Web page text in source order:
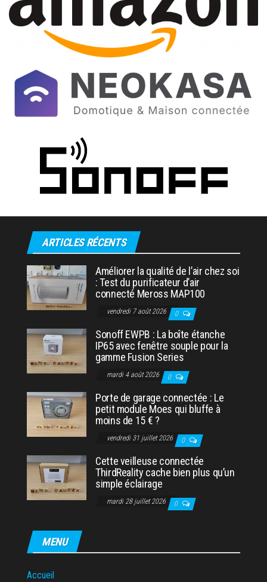
ARTICLES RÉCENTS
Améliorer la qualité de l’air chez soi
: Test du purificateur d’air
connecté Meross MAP100
vendredi 7 août 2026 0
Sonoff EWPB : La boîte étanche
IP65 avec fenêtre souple pour la
gamme Fusion Series
mardi 4 août 2026 0
Porte de garage connectée : Le
petit module Moes qui bluffe à
moins de 15 € ?
vendredi 31 juillet 2026 0
Cette veilleuse connectée
ThirdReality cache bien plus qu’un
simple éclairage
mardi 28 juillet 2026 0
MENU
Accueil